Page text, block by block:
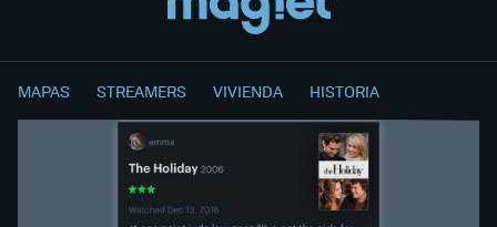
MAPAS STREAMERS VIVIENDA HISTORIA